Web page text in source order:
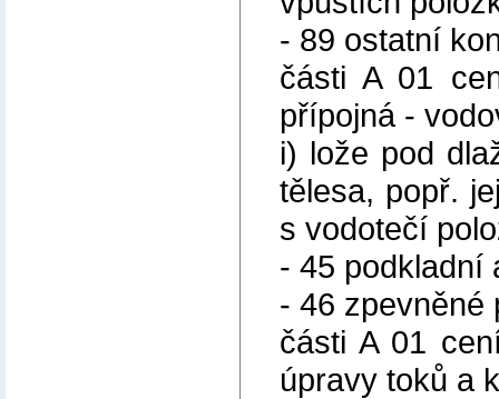
- 89 ostatní
části A 01
přípojná -
i) lože pod
tělesa, popř.
s vodotečí
- 45 podkladní
- 46 zpevněné
části A 01
úpravy toků a